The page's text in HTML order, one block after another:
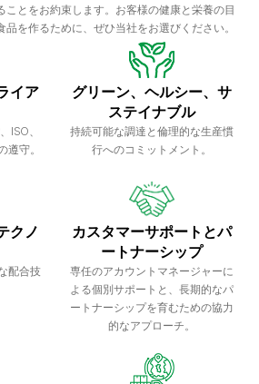
ことをお約束します。お客様の健康と栄養の目
を作るために、ぜひ当社をお選びください。
イア
ISO、
守。
グリーン、ヘルシー、サ
ステイナブル
持続可能な調達と倫理的な生産慣
行へのコミットメント。
クノ
配合技
カスタマーサポートとパ
ートナーシップ
専任のアカウントマネージャーに
よる個別サポートと、長期的なパ
ートナーシップを育むための協力
的なアプローチ。